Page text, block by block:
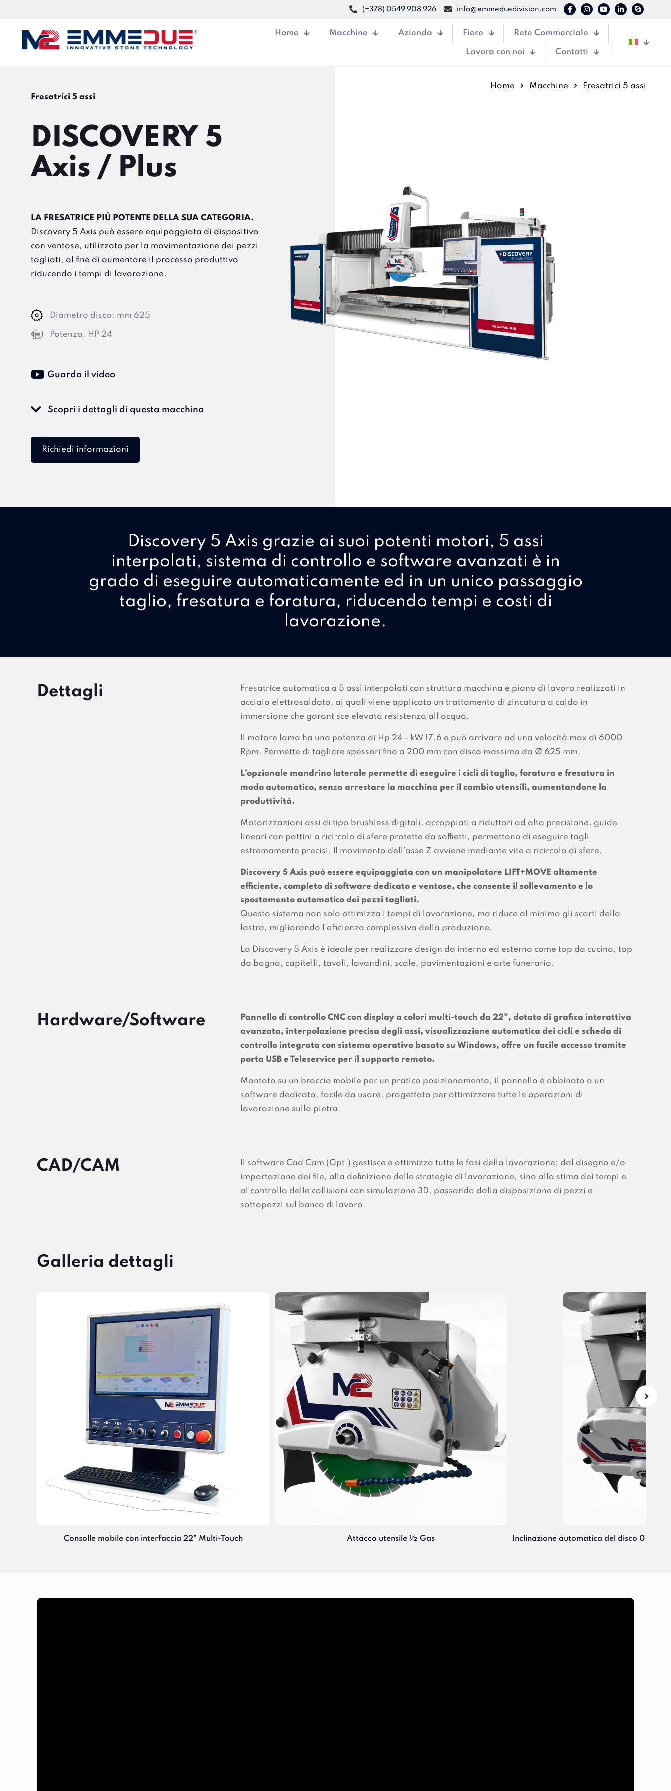
(+378) 0549 908 926 info@emmeduedivision.com
Home Macchine Azienda Fiere Rete Commerciale
Lavora con noi Contatti
Home Macchine
Fresatrici 5 assi
Fresatrici 5 assi
DISCOVERY 5
Axis / Plus
LA FRESATRICE PIÙ POTENTE DELLA SUA CATEGORIA.
Discovery 5 Axis può essere equipaggiata di dispositivo
con ventose, utilizzato per la movimentazione dei pezzi
tagliati, al fine di aumentare il processo produttivo
riducendo i tempi di lavorazione.
Diametro disco: mm 625
Potenza: HP 24
Guarda il video
Scopri i dettagli di questa macchina
Richiedi informazioni
Discovery 5 Axis grazie ai suoi potenti motori, 5 assi
interpolati, sistema di controllo e software avanzati è in
grado di eseguire automaticamente ed in un unico passaggio
taglio, fresatura e foratura, riducendo tempi e costi di
lavorazione.
Dettagli
Fresatrice automatica a 5 assi interpolati con struttura macchina e piano di lavoro realizzati in
acciaio elettrosaldato, ai quali viene applicato un trattamento di zincatura a caldo in
immersione che garantisce elevata resistenza all’acqua.
Il motore lama ha una potenza di Hp 24 - kW 17.6 e può arrivare ad una velocità max di 6000
Rpm. Permette di tagliare spessori fino a 200 mm con disco massimo da Ø 625 mm.
L’opzionale mandrino laterale permette di eseguire i cicli di taglio, foratura e fresatura in
modo automatico, senza arrestare la macchina per il cambio utensili, aumentandone la
produttività.
Motorizzazioni assi di tipo brushless digitali, accoppiati a riduttori ad alta precisione, guide
lineari con pattini a ricircolo di sfere protette da soffietti, permettono di eseguire tagli
estremamente precisi. Il movimento dell’asse Z avviene mediante vite a ricircolo di sfere.
Discovery 5 Axis può essere equipaggiata con un manipolatore LIFT+MOVE altamente
efficiente, completo di software dedicato e ventose, che consente il sollevamento e lo
spostamento automatico dei pezzi tagliati.
Questo sistema non solo ottimizza i tempi di lavorazione, ma riduce al minimo gli scarti della
lastra, migliorando l’efficienza complessiva della produzione.
La Discovery 5 Axis è ideale per realizzare design da interno ed esterno come top da cucina, top
da bagno, capitelli, tavoli, lavandini, scale, pavimentazioni e arte funeraria.
Hardware/Software
Pannello di controllo CNC con display a colori multi-touch da 22", dotato di grafica interattiva
avanzata, interpolazione precisa degli assi, visualizzazione automatica dei cicli e scheda di
controllo integrata con sistema operativo basato su Windows, offre un facile accesso tramite
porta USB e Teleservice per il supporto remoto.
Montato su un braccio mobile per un pratico posizionamento, il pannello è abbinato a un
software dedicato, facile da usare, progettato per ottimizzare tutte le operazioni di
lavorazione sulla pietra.
CAD/CAM
Il software Cad Cam (Opt.) gestisce e ottimizza tutte le fasi della lavorazione: dal disegno e/o
importazione dei file, alla definizione delle strategie di lavorazione, sino alla stima dei tempi e
al controllo delle collisioni con simulazione 3D, passando dalla disposizione di pezzi e
sottopezzi sul banco di lavoro.
Galleria dettagli
Consolle mobile con interfaccia 22” Multi-Touch Attacco utensile ½ Gas Inclinazione automatica del disco 0° ÷